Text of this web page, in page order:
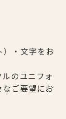
・文字をお
のユニフォ
ご要望にお